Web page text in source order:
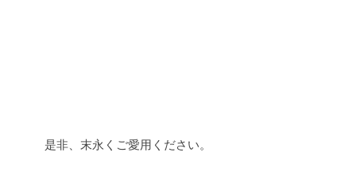
是非、末永くご愛用ください。